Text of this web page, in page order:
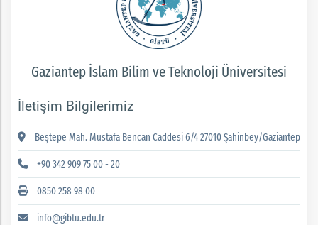
Gaziantep İslam Bilim ve Teknoloji Üniversitesi
İletişim Bilgilerimiz
Beştepe Mah. Mustafa Bencan Caddesi 6/4 27010 Şahinbey/Gaziantep
+90 342 909 75 00 - 20
0850 258 98 00
info@gibtu.edu.tr